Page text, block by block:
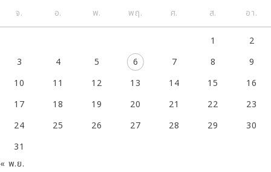
จ.
อ. พ. พฤ. ศ. ส. อา.
1
2
3
4 5 6 7 8
9
10
11 12 13 14 15
16
17
18 19 20 21 22
23
24
25 26 27 28 29
30
31
« พ.ย.